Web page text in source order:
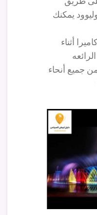
يمكنك
أثناء
جميع أنحاء